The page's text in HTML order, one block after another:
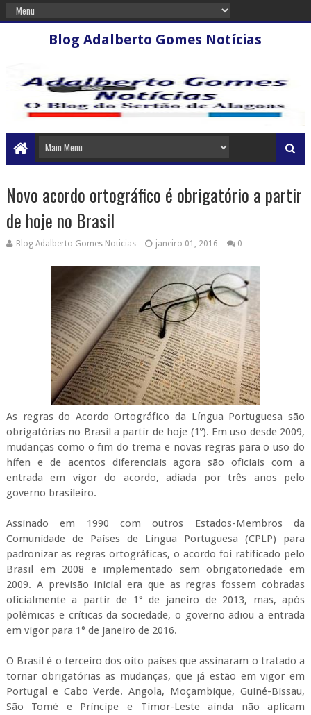
Blog Adalberto Gomes Notícias
Novo acordo ortográfico é obrigatório a partir
de hoje no Brasil
Blog Adalberto Gomes Noticias janeiro 01, 2016 0
As regras do Acordo Ortográfico da Língua Portuguesa são
obrigatórias no Brasil a partir de hoje (1º). Em uso desde 2009,
mudanças como o fim do trema e novas regras para o uso do
hífen e de acentos diferenciais agora são oficiais com a
entrada em vigor do acordo, adiada por três anos pelo
governo brasileiro.
Assinado em 1990 com outros Estados-Membros da
Comunidade de Países de Língua Portuguesa (CPLP) para
padronizar as regras ortográficas, o acordo foi ratificado pelo
Brasil em 2008 e implementado sem obrigatoriedade em
2009. A previsão inicial era que as regras fossem cobradas
oficialmente a partir de 1° de janeiro de 2013, mas, após
polêmicas e críticas da sociedade, o governo adiou a entrada
em vigor para 1° de janeiro de 2016.
O Brasil é o terceiro dos oito países que assinaram o tratado a
tornar obrigatórias as mudanças, que já estão em vigor em
Portugal e Cabo Verde. Angola, Moçambique, Guiné-Bissau,
São Tomé e Príncipe e Timor-Leste ainda não aplicam